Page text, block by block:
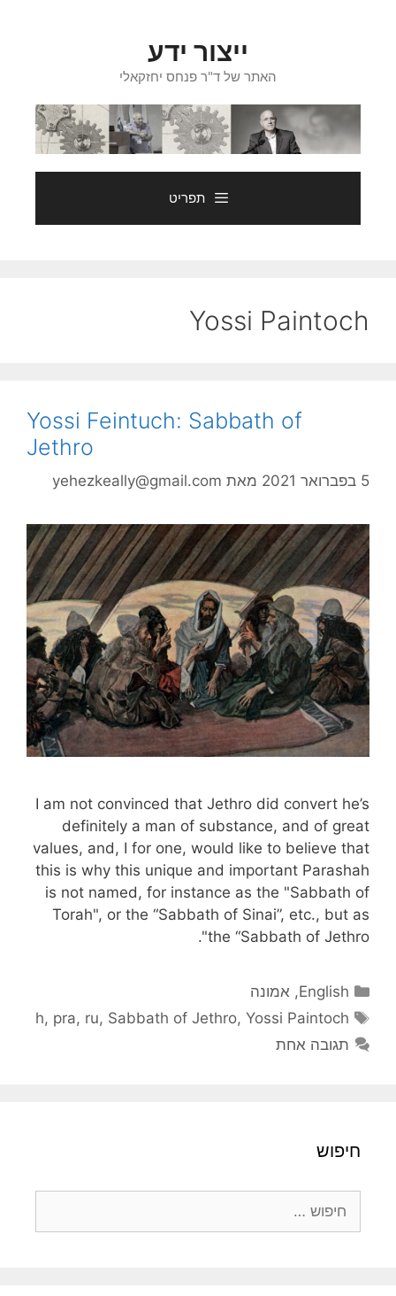
ייצור ידע
האתר של ד"ר פנחס יחזקאלי
תפריט
Yossi Paintoch
Yossi Feintuch: Sabbath of
Jethro
5 בפברואר 2021 מאת yehezkeally@gmail.com
I am not convinced that Jethro did convert he’s
definitely a man of substance, and of great
values, and, I for one, would like to believe that
this is why this unique and important Parashah
is not named, for instance as the "Sabbath of
Torah", or the “Sabbath of Sinai”, etc., but as
the “Sabbath of Jethro".
קטגוריות
English
, אמונה
תגיות
h, pra, ru, Sabbath of Jethro, Yossi Paintoch
תגובה אחת
חיפוש